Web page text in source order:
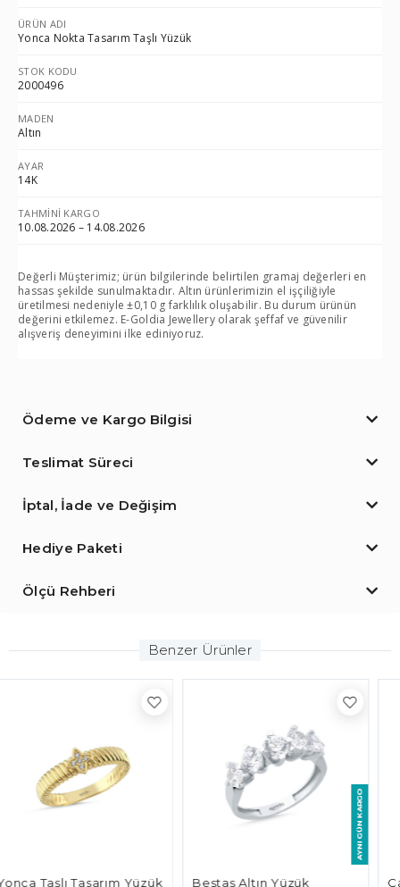
ÜRÜN ADI
Yonca Nokta Tasarım Taşlı Yüzük
STOK KODU
2000496
MADEN
Altın
AYAR
14K
TAHMINI KARGO
10.08.2026 – 14.08.2026
Değerli Müşterimiz; ürün bilgilerinde belirtilen gramaj değerleri en
hassas şekilde sunulmaktadır. Altın ürünlerimizin el işçiliğiyle
üretilmesi nedeniyle ±0,10 g farklılık oluşabilir. Bu durum ürünün
değerini etkilemez. E-Goldia Jewellery olarak şeffaf ve güvenilir
alışveriş deneyimini ilke ediniyoruz.
Ödeme ve Kargo Bilgisi
Teslimat Süreci
İptal, İade ve Değişim
Hediye Paketi
Ölçü Rehberi
Benzer Ürünler
Beştaş Altın Yüzük Çark Taşlı Yüzük